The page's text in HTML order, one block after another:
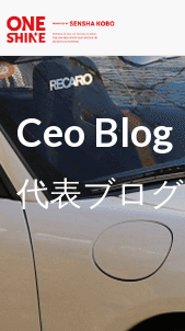
Ceo Blog
代表ブログ